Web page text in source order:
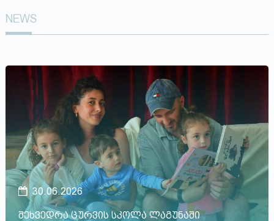
NEWS
30.06.2026
შეხვედრა ცურვის სკოლა ლაგუნაში